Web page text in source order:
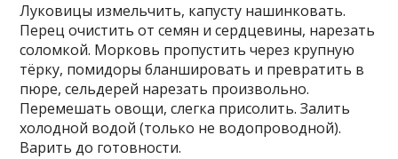
Луковицы измельчить, капусту нашинковать.
Перец очистить от семян и сердцевины, нарезать
соломкой. Морковь пропустить через крупную
тёрку, помидоры бланшировать и превратить в
пюре, сельдерей нарезать произвольно.
Перемешать овощи, слегка присолить. Залить
холодной водой (только не водопроводной).
Варить до готовности.